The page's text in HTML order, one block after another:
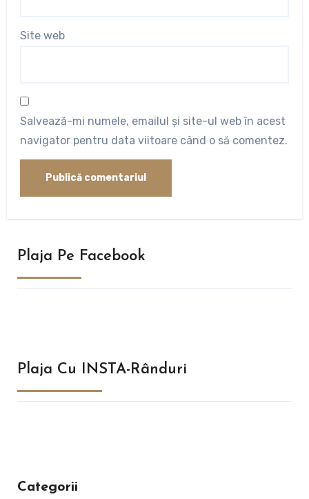
Site web
Salvează-mi numele, emailul și site-ul web în acest
navigator pentru data viitoare când o să comentez.
Plaja Pe Facebook
Plaja Cu INSTA-Rânduri
Categorii